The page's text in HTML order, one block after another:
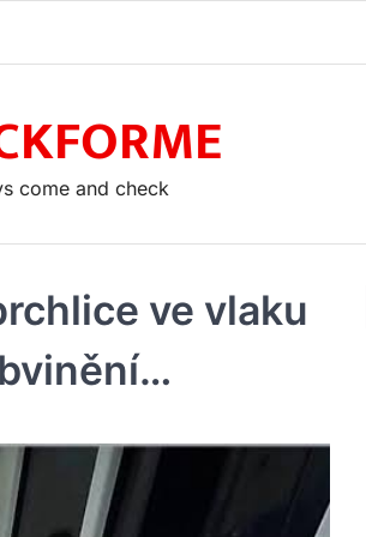
come and check
ve vlaku